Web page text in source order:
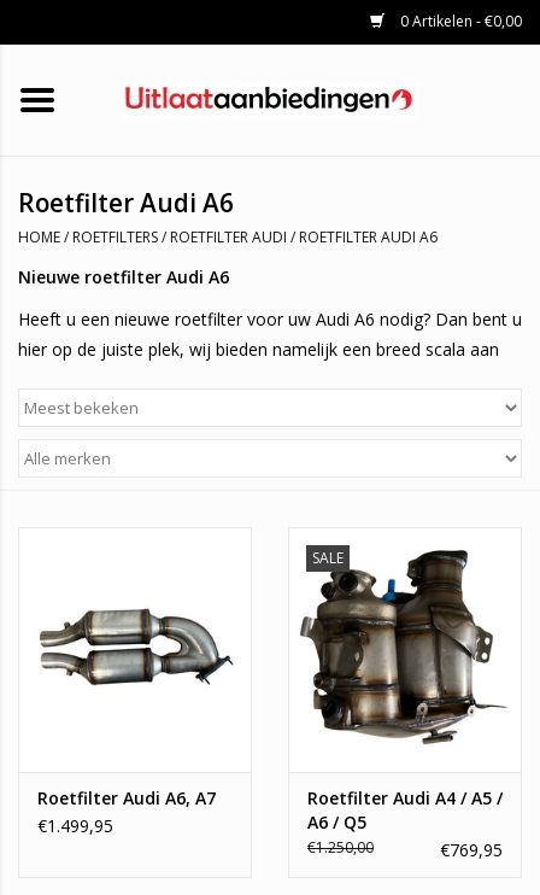
0 Artikelen - €0,00
HOME
KATALYSATOREN
UNIVERSELE UITLAATDELEN
Roetfilter Audi A6
HOME/ ROETFILTERS/ ROETFILTER AUDI / ROETFILTER AUDI A6
Nieuwe roetfilter Audi A6
Heeft u een nieuwe roetfilter voor uw Audi A6 nodig? Dan bent u
hier op de juiste plek, wij bieden namelijk een breed scala aan
Service
houdt in dat je altijd door apk keuring komt, ook bieden we 1
Contact
Mocht u er niet helemaal uitkomen, neem gerust contact met
ons op:
Roetfilter Audi A6, A7
€1.499,95
SALE
Roetfilter Audi A4 / A5 /
A6 / Q5
€1.250,00 €769,95